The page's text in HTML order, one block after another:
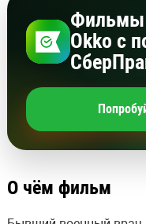
Фильмы
Okko с
О чём фильм